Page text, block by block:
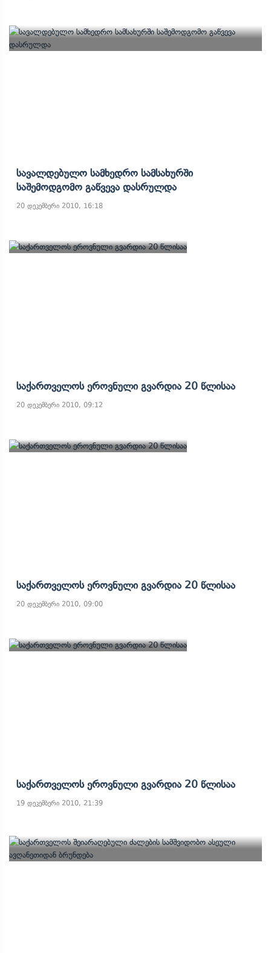
Სავალდებულო Სამხედრო Სამსახურში
Საშემოდგომო Გაწვევა Დასრულდა
20 დეკემბერი 2010, 16:18
Საქართველოს Ეროვნული Გვარდია 20 Წლისაა
20 დეკემბერი 2010, 09:12
Საქართველოს Ეროვნული Გვარდია 20 Წლისაა
20 დეკემბერი 2010, 09:00
Საქართველოს Ეროვნული Გვარდია 20 Წლისაა
19 დეკემბერი 2010, 21:39